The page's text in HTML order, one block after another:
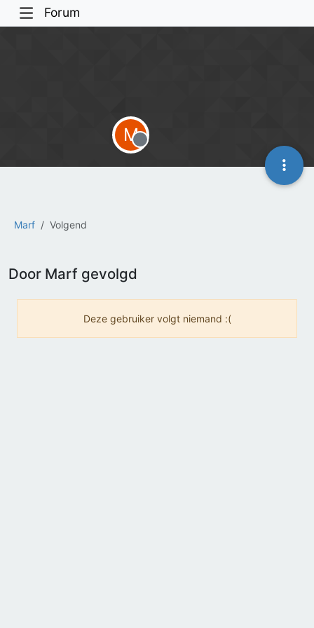
Forum
Marf Volgend
M
Offline
Door Marf gevolgd
Deze gebruiker volgt niemand :(